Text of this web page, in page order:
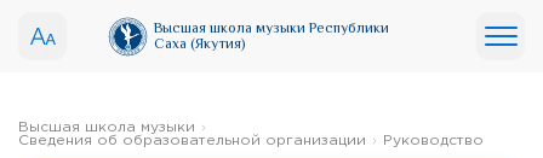
Высшая школа музыки Республики
Саха (Якутия)
Высшая школа музыки
Сведения об образовательной организации
Руководство